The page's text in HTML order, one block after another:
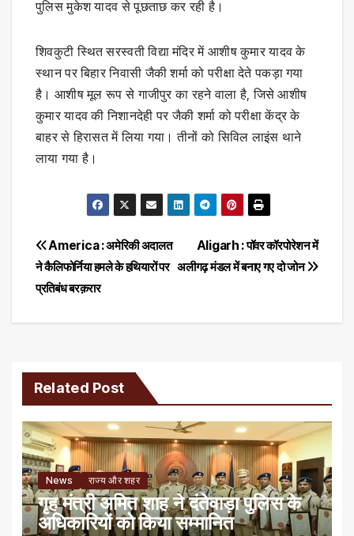
पुलिस मुकेश यादव से पूछताछ कर रही है।
शिवकुटी स्थित सरस्वती विद्या मंदिर में आशीष कुमार यादव के
स्थान पर बिहार निवासी जैकी शर्मा को परीक्षा देते पकड़ा गया
है। आशीष मूल रूप से गाजीपुर का रहने वाला है, जिसे आशीष
कुमार यादव की निशानदेही पर जैकी शर्मा को परीक्षा केंद्र के
बाहर से हिरासत में लिया गया। तीनों को सिविल लाइंस थाने
लाया गया है।
Post
navigation
Aligarh : पॉवर कॉरपोरेशन में
अलीगढ़ मंडल में बनाए गए दो जोन
America : अमेरिकी अदालत
ने कैलिफोर्निया हमले के हथियारों पर
प्रतिबंध बरक़रार
Related Post
News राज्य और शहर
गृह मंत्री अमित शाह ने दंतेवाड़ा पुलिस के
अधिकारियों को किया सम्मानित